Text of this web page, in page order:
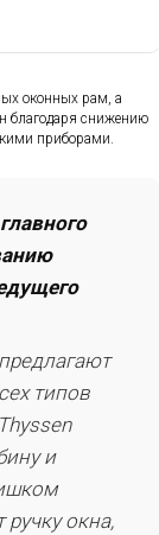
оконных рам, а
благодаря снижению
приборами.
типов
и
ручку окна,